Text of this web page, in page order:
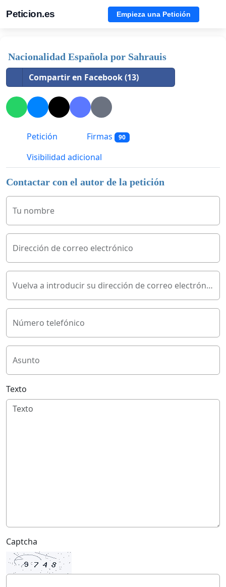
Peticion.es Empieza una Petición
Nacionalidad Española por Sahrauis
Compartir en Facebook (13)
Petición Firmas 90
Visibilidad adicional
Contactar con el autor de la petición
Tu nombre
Dirección de correo electrónico
Vuelva a introducir su dirección de correo electrónico
Número telefónico
Asunto
Texto
Captcha